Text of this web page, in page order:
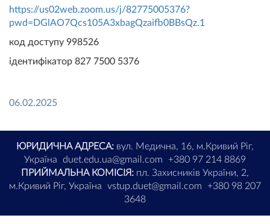
https://us02web.zoom.us/j/82775005376?
pwd=DGlAO7Qcs105A3xbagQzaifb0BBsQz.1
код доступу 998526
ідентифікатор 827 7500 5376
06.02.2025
ЮРИДИЧНА АДРЕСА: вул. Медична, 16, м.Кривий Ріг,
Україна
duet.edu.ua@gmail.com
+380 97 214 8869
ПРИЙМАЛЬНА КОМІСІЯ: пл. Захисників України, 2,
м.Кривий Ріг, Україна
vstup.duet@gmail.com
+380 98 207
3648